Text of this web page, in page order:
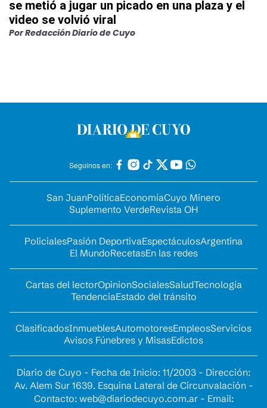
se metió a jugar un picado en una plaza y el
video se volvió viral
PorRedacción Diario de Cuyo
Seguinos en:
San JuanPolíticaEconomíaCuyo Minero
Suplemento VerdeRevista OH
PolicialesPasión DeportivaEspectáculosArgentina
El MundoRecetasEn las redes
Cartas del lectorOpinionSocialesSaludTecnología
TendenciaEstado del tránsito
ClasificadosInmueblesAutomotoresEmpleosServicios
Avisos Fúnebres y MisasEdictos
Diario de Cuyo - Fecha de Inicio: 11/2003 - Dirección:
Av. Alem Sur 1639. Esquina Lateral de Circunvalación -
Contacto: web@diariodecuyo.com.ar- Email: